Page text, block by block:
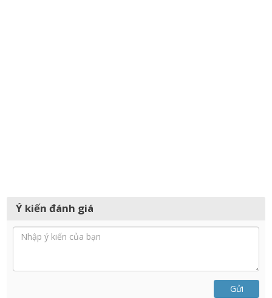
Ý kiến đánh giá
Gửi